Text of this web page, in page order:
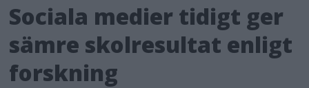
Sociala medier tidigt ger
sämre skolresultat enligt
forskning